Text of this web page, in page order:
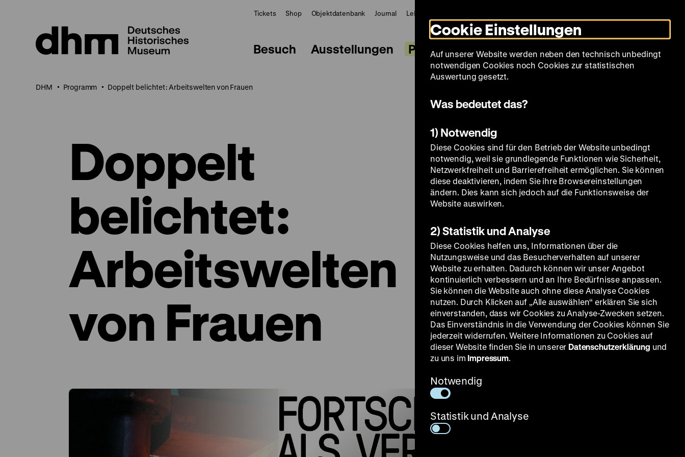
Seiteninhalt
springen
Tickets Shop Objektdatenbank Journal LeMO
Modus
umschalten
zum
Deutschen
Historischen
in
Deutscher
zum
Deutschen
Historischen
in
Leichter
Besuch Ausstellungen Programm Sammlung Bildung Museum
DHM Programm Doppelt belichtet: Arbeitswelten von Frauen
Doppelt
belichtet:
Arbeitswelten
von Frauen
Cookie Einstellungen
Auf unserer Website werden neben den technisch unbedingt
notwendigen Cookies noch Cookies zur statistischen
Auswertung gesetzt.
Was bedeutet das?
1) Notwendig
Diese Cookies sind für den Betrieb der Website unbedingt
notwendig, weil sie grundlegende Funktionen wie Sicherheit,
Netzwerkfreiheit und Barrierefreiheit ermöglichen. Sie können
diese deaktivieren, indem Sie ihre Browsereinstellungen
ändern. Dies kann sich jedoch auf die Funktionsweise der
Website auswirken.
2) Statistik und Analyse
Diese Cookies helfen uns, Informationen über die
Nutzungsweise und das Besucherverhalten auf unserer
Website zu erhalten. Dadurch können wir unser Angebot
kontinuierlich verbessern und an Ihre Bedürfnisse anpassen.
Sie können die Website auch ohne diese Analyse Cookies
nutzen. Durch Klicken auf „Alle auswählen“ erklären Sie sich
einverstanden, dass wir Cookies zu Analyse-Zwecken setzen.
Das Einverständnis in die Verwendung der Cookies können Sie
jederzeit widerrufen. Weitere Informationen zu Cookies auf
dieser Website finden Sie in unserer Datenschutzerklärung und
zu uns im Impressum.
Notwendig
Statistik und Analyse